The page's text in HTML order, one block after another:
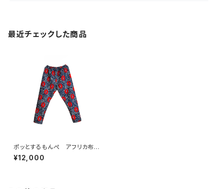
最近チェックした商品
ポッとするもんぺ アフリカ布
No.172
¥12,000